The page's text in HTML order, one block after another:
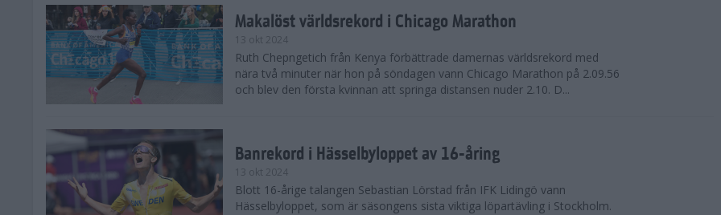
Makalöst världsrekord i Chicago Marathon
13 okt 2024
Ruth Chepngetich från Kenya förbättrade damernas världsrekord med
nära två minuter när hon på söndagen vann Chicago Marathon på 2.09.56
och blev den första kvinnan att springa distansen nuder 2.10. D...
Banrekord i Hässelbyloppet av 16-åring
13 okt 2024
Blott 16-årige talangen Sebastian Lörstad från IFK Lidingö vann
Hässelbyloppet, som är säsongens sista viktiga löpartävling i Stockholm.